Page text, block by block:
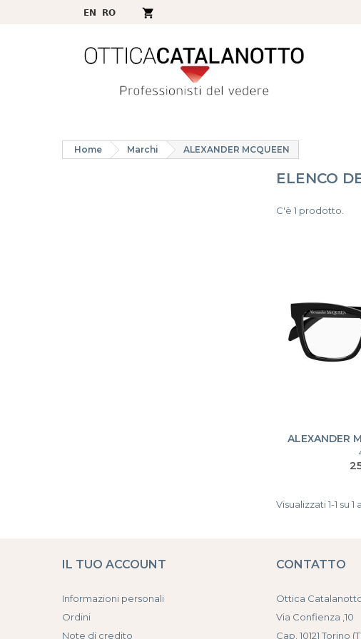
Home Marchi ALEXANDER MCQUEEN
ELENCO
C'è 1 prodotto.
ALEXANDER
Visualizzati 1-1 su 1
IL TUO ACCOUNT
Informazioni personali
Ordini
Note di credito
CONTATTO
Ottica
Via Confienza ,10
Cap. 10121 Torino